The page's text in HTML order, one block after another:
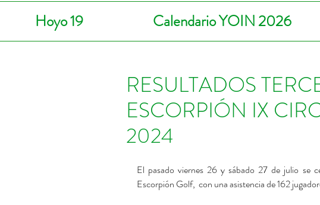
Hoyo 19 Calendario YOIN 2026
RESULTADOS
ESCORPIÓN IX
2024
El pasado viernes 26 y sábado 27 de julio se
Escorpión Golf,  con una asistencia de 162